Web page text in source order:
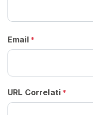
Email *
URL Correlati*
G
A
T
>
H